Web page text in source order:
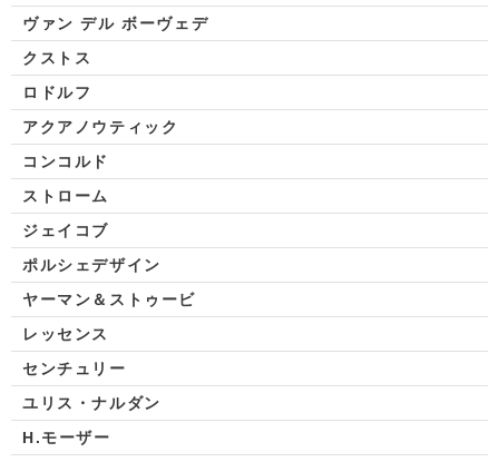
ヴァン デル ボーヴェデ
クストス
ロドルフ
アクアノウティック
コンコルド
ストローム
ジェイコブ
ポルシェデザイン
ヤーマン＆ストゥービ
レッセンス
センチュリー
ユリス・ナルダン
H.モーザー